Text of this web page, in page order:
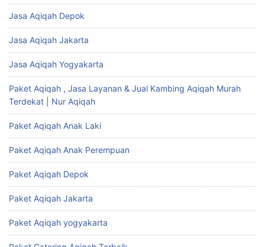
Jasa Aqiqah Depok
Jasa Aqiqah Jakarta
Jasa Aqiqah Yogyakarta
Paket Aqiqah , Jasa Layanan & Jual Kambing Aqiqah Murah
Terdekat | Nur Aqiqah
Paket Aqiqah Anak Laki
Paket Aqiqah Anak Perempuan
Paket Aqiqah Depok
Paket Aqiqah Jakarta
Paket Aqiqah yogyakarta